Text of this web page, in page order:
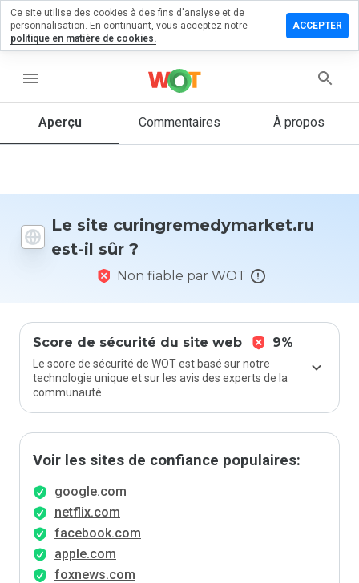
menu
Aperçu Commentaires À propos
Le site curingremedymarket.ru
est-il sûr ?
Non fiable par WOT
Score de sécurité du site web 9%
Le score de sécurité de WOT est basé sur notre
technologie unique et sur les avis des experts de la
communauté.
Voir les sites de confiance populaires:
google.com
netflix.com
facebook.com
apple.com
foxnews.com
sur
Quelle
donneriez-
Ce site utilise des cookies à des fins d'analyse et de
personnalisation. En continuant, vous acceptez notre
politique en matière de cookies.
ACCEPTER